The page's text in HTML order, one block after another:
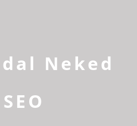
Neked
SEO